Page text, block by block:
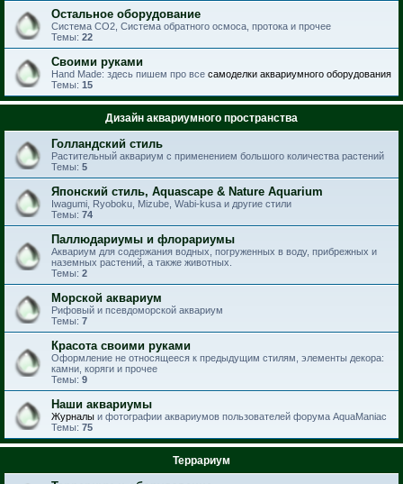
Остальное оборудование
Система CO2, Система обратного осмоса, протока и прочее
Темы: 22
Своими руками
Hand Made: здесь пишем про все самоделки аквариумного оборудования
Темы: 15
Дизайн аквариумного пространства
Голландский стиль
Растительный аквариум с применением большого количества растений
Темы: 5
Японский стиль, Aquascape & Nature Aquarium
Iwagumi, Ryoboku, Mizube, Wabi-kusa и другие стили
Темы: 74
Паллюдариумы и флорариумы
Аквариум для содержания водных, погруженных в воду, прибрежных и
наземных растений, а также животных.
Темы: 2
Морской аквариум
Рифовый и псевдоморской аквариум
Темы: 7
Красота своими руками
Оформление не относящееся к предыдущим стилям, элементы декора:
камни, коряги и прочее
Темы: 9
Наши аквариумы
Журналы и фотографии аквариумов пользователей форума AquaManiac
Темы: 75
Террариум